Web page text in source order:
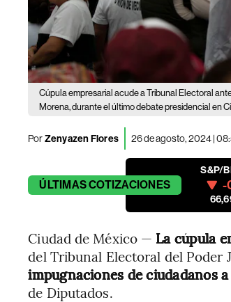
Cúpula empresarial acude a Tribunal Electoral
Morena, durante el último debate presidencial en
PorZenyazen Flores 26 de agosto, 2024 |
ÚLTIMASCOTIZACIONES
S&P/
-
Ciudad de México — La cúpula
del Tribunal Electoral del Poder
impugnaciones de ciudadanos
de Diputados.